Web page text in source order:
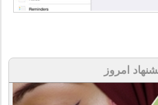
امروز